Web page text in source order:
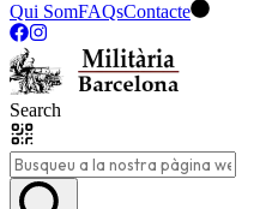
Qui SomFAQsContacte
Search